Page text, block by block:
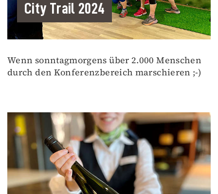
City Trail 2024
Wenn sonntagmorgens über 2.000 Menschen
durch den Konferenzbereich marschieren ;-)